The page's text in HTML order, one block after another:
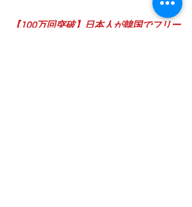
【100万回突破】日本人が韓国でフリー